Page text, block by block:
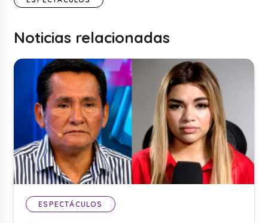
Noticias relacionadas
ESPECTÁCULOS